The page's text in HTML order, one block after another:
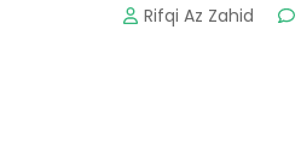
Rifqi Az Zahid